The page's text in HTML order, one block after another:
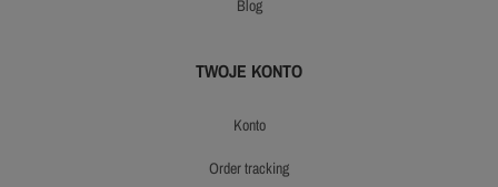
blog
TWOJE KONTO
konto
order tracking